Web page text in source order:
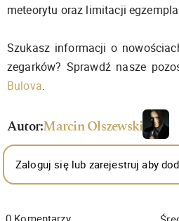
meteorytu oraz limitacji
Szukasz informacji o
zegarków? Sprawdź nasze
Bulova.
Autor:Marcin Olszewski
Zaloguj się lub zarejestruj aby